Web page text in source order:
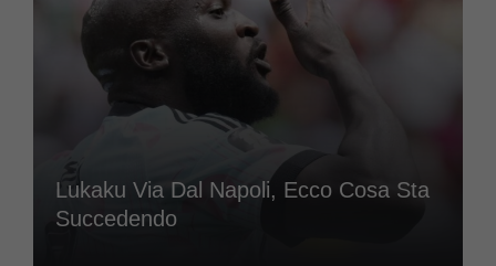
Lukaku Via Dal Napoli, Ecco Cosa Sta
Succedendo